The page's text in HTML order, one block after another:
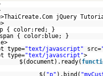
jQuery
p { color:red; }
span { color:blue; }
type="text/javascript" src=
type="text/javascript">
$(document).ready(
$( "p" ).bind(